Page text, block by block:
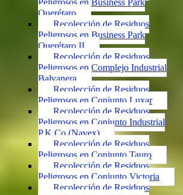
Peligrosos en Business Park
Querétaro
Recolección de Residuos
Peligrosos en Business Park
Querétaro II
Recolección de Residuos
Peligrosos en Complejo Industrial
Balvanera
Recolección de Residuos
Peligrosos en Conjunto Luxar
Recolección de Residuos
Peligrosos en Conjunto Industrial
P.K.Co (Navex)
Recolección de Residuos
Peligrosos en Conjunto Tauro
Recolección de Residuos
Peligrosos en Conjunto Victoria
Recolección de Residuos